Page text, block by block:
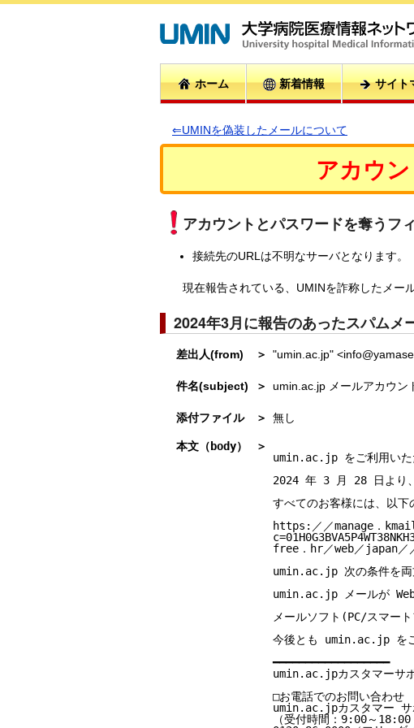
ホーム 新着情報 サイト
⇐UMINを偽装したメールについて
アカウ
アカウントとパスワードを奪うフ
接続先のURLは不明なサーバとなります。
現在報告されている、UMINを詐称したメー
2024年3月に報告のあったスパムメ
"umin.ac.jp"
umin.ac.jp メールアカウン
無し
umin.ac.jp をご利用いた
2024 年 3 月 28 日より
すべてのお客様には、以下
https:／／manage．
free．hr／web／japan／
umin.ac.jp 次の条件を両
umin.ac.jp メールが
メールソフト(PC/スマー
今後とも umin.ac.jp をご
━━━━━━━━━━━━━━━━━━
umin.ac.jpカスタマーサ
□お電話でのお問い合わせ
umin.ac.jpカスタマー サ
（受付時間：9:00～18:00